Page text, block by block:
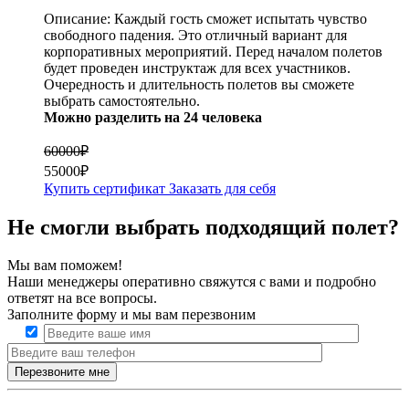
Описание: Каждый гость сможет испытать чувство
свободного падения. Это отличный вариант для
корпоративных мероприятий. Перед началом полетов
будет проведен инструктаж для всех участников.
Очередность и длительность полетов вы сможете
выбрать самостоятельно.
Можно разделить на 24 человека
60000₽
55000₽
Купить сертификат Заказать для себя
Не смогли выбрать подходящий полет?
Мы вам поможем!
Наши менеджеры оперативно свяжутся с вами и подробно
ответят на все вопросы.
Заполните форму и мы вам перезвоним